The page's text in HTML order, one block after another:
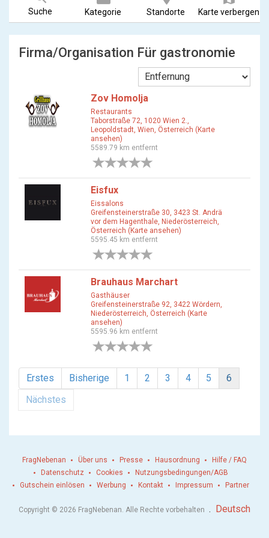
Suche Kategorie Standorte Karte verbergen
Firma/Organisation Für gastronomie
Zov Homolja
Restaurants
Taborstraße 72, 1020 Wien 2.,
Leopoldstadt, Wien, Österreich (Karte
ansehen)
5589.79 km entfernt
Eisfux
Eissalons
Greifensteinerstraße 30, 3423 St. Andrä
vor dem Hagenthale, Niederösterreich,
Österreich (Karte ansehen)
5595.45 km entfernt
Brauhaus Marchart
Gasthäuser
Greifensteinerstraße 92, 3422 Wördern,
Niederösterreich, Österreich (Karte
ansehen)
5595.96 km entfernt
Erstes Bisherige 1 2 3 4 5
6
Nächstes
FragNebenan Über uns Presse Hausordnung
Hilfe / FAQ
Datenschutz
Cookies
Nutzungsbedingungen/AGB
Gutschein einlösen
Werbung Kontakt Impressum Partner
Copyright © 2026 FragNebenan. Alle Rechte vorbehalten . Deutsch